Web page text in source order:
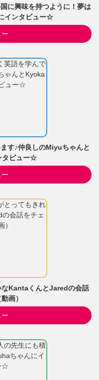
に興味を持つように！夢は
インタビュー☆
す♪仲良しのMiyuちゃんと
タビュー☆
なKantaくんとJaredの会話
画）